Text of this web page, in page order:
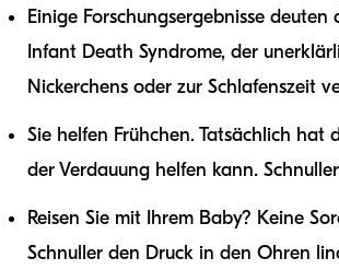
Einige Forschungsergebnisse
Infant Death Syndrome, der
Nickerchens oder zur Schlafenszeit
Sie helfen Frühchen. Tatsächlich hat
der Verdauung helfen kann.
Reisen Sie mit Ihrem Baby? Keine
Schnuller den Druck in den Ohren